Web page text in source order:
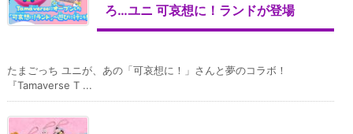
ろ…ユニ 可哀想に！ランドが登場
たまごっち ユニが、あの「可哀想に！」さんと夢のコラボ！
『Tamaverse T ...